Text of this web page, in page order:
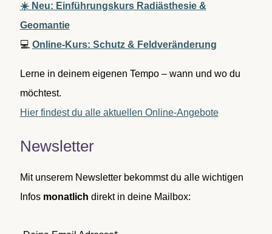
☀️ Neu: Einführungskurs Radiästhesie &
Geomantie
💻 Online-Kurs: Schutz & Feldveränderung
Lerne in deinem eigenen Tempo – wann und wo du
möchtest.
Hier findest du alle aktuellen Online-Angebote
Newsletter
Mit unserem Newsletter bekommst du alle wichtigen
Infos monatlich direkt in deine Mailbox: